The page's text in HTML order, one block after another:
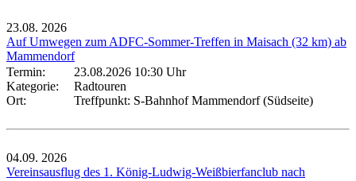
23.08. 2026
Auf Umwegen zum ADFC-Sommer-Treffen in Maisach (32 km) ab
Mammendorf
Termin:
23.08.2026 10:30 Uhr
Kategorie:
Radtouren
Ort:
Treffpunkt: S-Bahnhof Mammendorf (Südseite)
04.09. 2026
Vereinsausflug des 1. König-Ludwig-Weißbierfanclub nach